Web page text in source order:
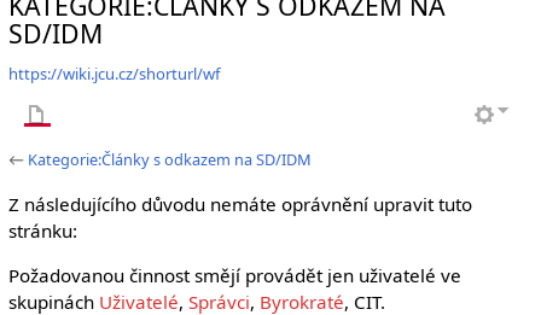
SD/IDM
https://wiki.jcu.cz/shorturl/wf
← Kategorie:Články s odkazem na SD/IDM
Z následujícího důvodu nemáte oprávnění upravit tuto
stránku:
Požadovanou činnost smějí provádět jen uživatelé ve
skupinách Uživatelé, Správci, Byrokraté, CIT.